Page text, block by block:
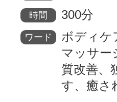
時間 300分
ワード
ボディケ
マッサー
質改善、
す、癒さ